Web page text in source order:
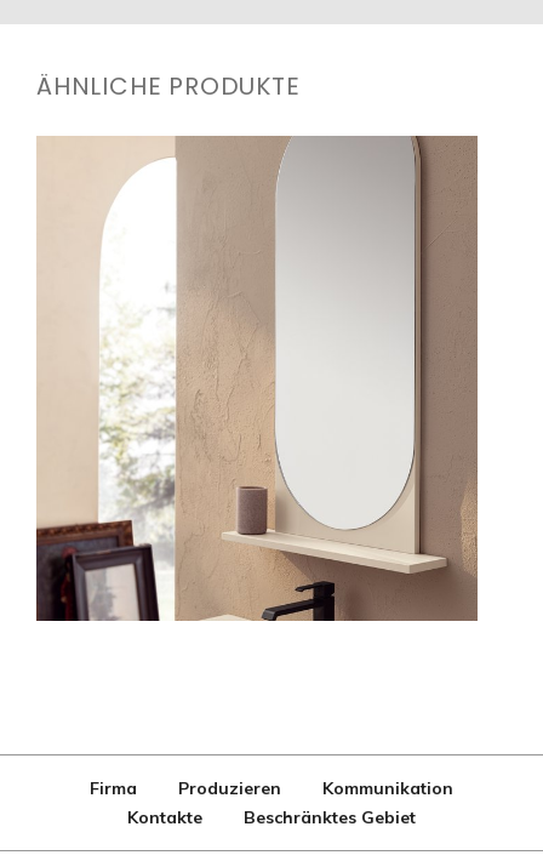
ÄHNLICHE PRODUKTE
Firma Produzieren
Kommunikation
Kontakte
Beschränktes Gebiet